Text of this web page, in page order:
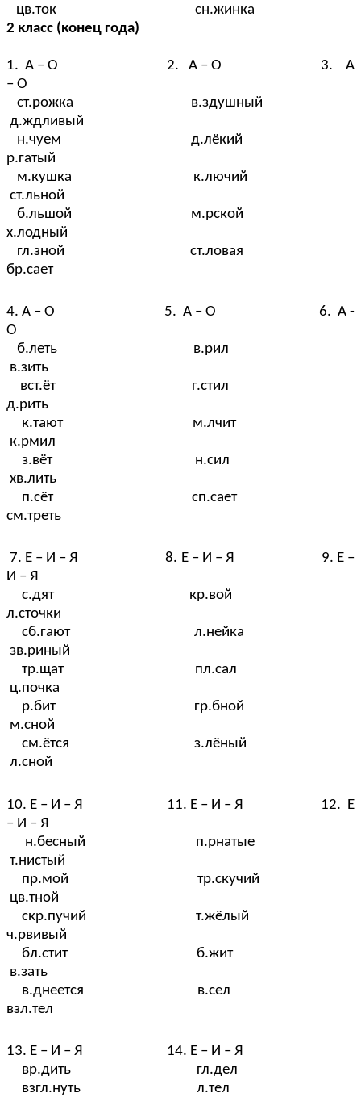
цв.ток сн.жинка
2 класс (конец года)
1. А – О 2. А – О 3. А
– О
ст.рожка в.здушный
д.ждливый
н.чуем д.лёкий
р.гатый
м.кушка к.лючий
ст.льной
б.льшой м.рской
х.лодный
гл.зной ст.ловая
бр.сает
4. А – О 5. А – О 6. А -
О
б.леть в.рил
в.зить
вст.ёт г.стил
д.рить
к.тают м.лчит
к.рмил
з.вёт н.сил
хв.лить
п.сёт сп.сает
см.треть
7. Е – И – Я 8. Е – И – Я 9. Е –
И – Я
с.дят кр.вой
л.сточки
сб.гают л.нейка
зв.риный
тр.щат пл.сал
ц.почка
р.бит гр.бной
м.сной
см.ётся з.лёный
л.сной
10. Е – И – Я 11. Е – И – Я 12. Е
– И – Я
н.бесный п.рнатые
т.нистый
пр.мой тр.скучий
цв.тной
скр.пучий т.жёлый
ч.рвивый
бл.стит б.жит
в.зать
в.днеется в.сел
взл.тел
13. Е – И – Я 14. Е – И – Я
вр.дить гл.дел
взгл.нуть л.тел